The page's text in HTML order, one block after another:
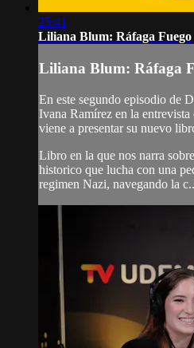
25:41
Liliana Blum: Ráfaga Fuego
Liliana Blum: Ráfaga
En este segundo episodio de
Ivana Ramírez en la
viene a presentar su nuevo
Libro en la que nos narra
historico que lucha con una
regimen Nazi, navegando la